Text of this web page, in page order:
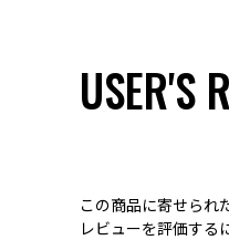
USER'S
この商品に寄せられ
レビューを評価する